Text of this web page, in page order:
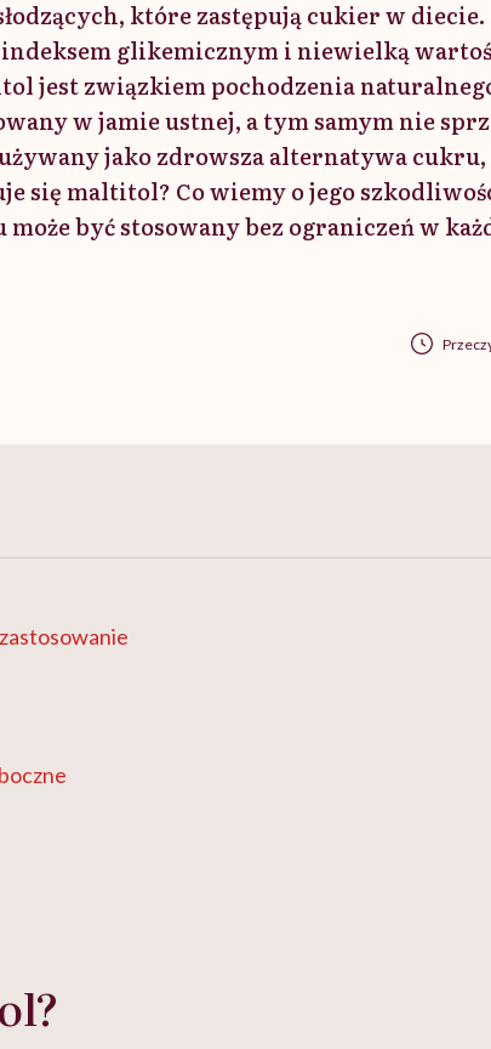
które zastępują cukier w diecie.
glikemicznym i niewielką
jest związkiem pochodzenia
w jamie ustnej, a tym samym nie
jako zdrowsza alternatywa cukru,
się maltitol? Co wiemy o jego
być stosowany bez ograniczeń w